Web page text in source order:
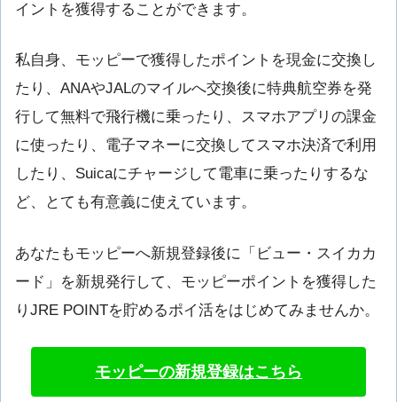
イントを獲得することができます。
私自身、モッピーで獲得したポイントを現金に交換し
たり、ANAやJALのマイルへ交換後に特典航空券を発
行して無料で飛行機に乗ったり、スマホアプリの課金
に使ったり、電子マネーに交換してスマホ決済で利用
したり、Suicaにチャージして電車に乗ったりするな
ど、とても有意義に使えています。
あなたもモッピーへ新規登録後に「ビュー・スイカカ
ード」を新規発行して、モッピーポイントを獲得した
りJRE POINTを貯めるポイ活をはじめてみませんか。
モッピーの新規登録はこちら